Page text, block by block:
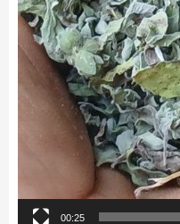
00:25